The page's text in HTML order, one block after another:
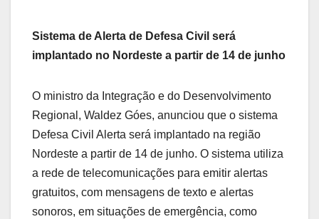
Sistema de Alerta de Defesa Civil será
implantado no Nordeste a partir de 14 de junho
O ministro da Integração e do Desenvolvimento
Regional, Waldez Góes, anunciou que o sistema
Defesa Civil Alerta será implantado na região
Nordeste a partir de 14 de junho. O sistema utiliza
a rede de telecomunicações para emitir alertas
gratuitos, com mensagens de texto e alertas
sonoros, em situações de emergência, como